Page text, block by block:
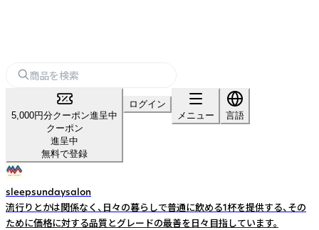
5,000円分クーポン進呈中
クーポン
進呈中
無料で登録
ログイン
メニュー
言語
sleepsundaysalon
流行りとかは関係なく、日々の暮らしで普通に飲める1杯を提供する、その
ために価格に対する品質とグレードの最善を日々目指しています。